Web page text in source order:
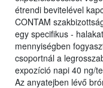
étrendi bevitelével
CONTAM
egy specifikus -
mennyiségben
csoportnál a
expozíció napi 40 ng/
Az anyatejben lévő